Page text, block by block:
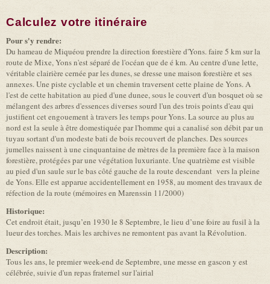
Calculez votre itinéraire
Pour s'y rendre:
Du hameau de Miquéou prendre la direction forestière d'Yons. faire 5 km sur la
route de Mixe, Yons n'est séparé de l'océan que de é km. Au centre d'une lette,
véritable clairière cernée par les dunes, se dresse une maison forestière et ses
annexes. Une piste cyclable et un chemin traversent cette plaine de Yons. A
l'est de cette habitation au pied d'une dunee, sous le couvert d'un bosquet où se
mélangent des arbres d'essences diverses sourd l'un des trois points d'eau qui
justifient cet engouement à travers les temps pour Yons. La source au plus au
nord est la seule à être domestiquée par l'homme qui a canalisé son débit par un
tuyau sortant d'un modeste bati de bois recouvert de planches. Des sources
jumelles naissent à une cinquantaine de mètres de la première face à la maison
forestière, protégées par une végétation luxuriante. Une quatrième est visible
au pied d'un saule sur le bas côté gauche de la route descendant vers la pleine
de Yons. Elle est apparue accidentellement en 1958, au moment des travaux de
réfection de la route (mémoires en Marenssin 11/2000)
Historique:
Cet endroit était, jusqu’en 1930 le 8 Septembre, le lieu d’une foire au fusil à la
lueur des torches. Mais les archives ne remontent pas avant la Révolution.
Description:
Tous les ans, le premier week-end de Septembre, une messe en gascon y est
célébrée, suivie d'un repas fraternel sur l'airial